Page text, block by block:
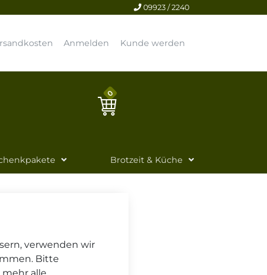
verwenden wir
Bitte
09923 / 2240
Anmelden Kunde werden
0
Brotzeit & Küche